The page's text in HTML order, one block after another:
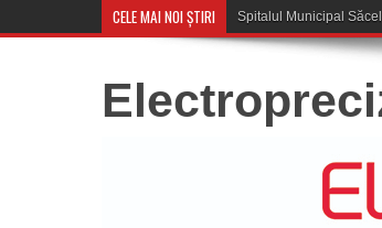
CELE MAI NOI ȘTIRI Cupa României: CSM